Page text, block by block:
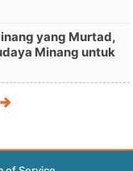
yang Murtad,
Minang untuk